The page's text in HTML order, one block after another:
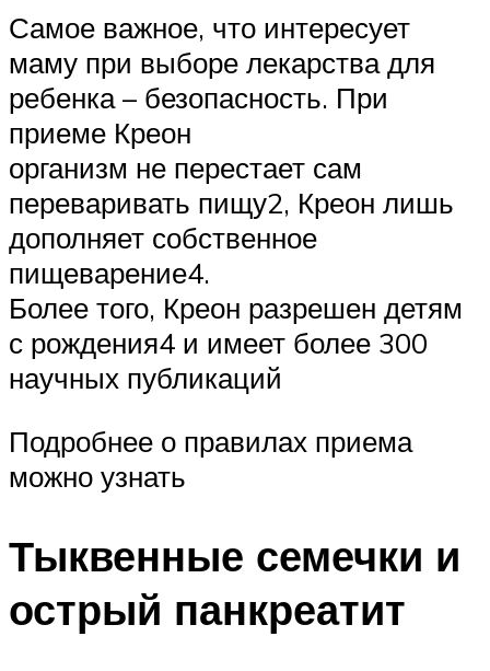
Самое важное, что интересует
маму при выборе лекарства для
ребенка – безопасность. При
приеме Креон
организм не перестает сам
переваривать пищу2, Креон лишь
дополняет собственное
пищеварение4.
Более того, Креон разрешен детям
с рождения4 и имеет более 300
научных публикаций
Подробнее о правилах приема
можно узнать
Тыквенные семечки и
острый панкреатит